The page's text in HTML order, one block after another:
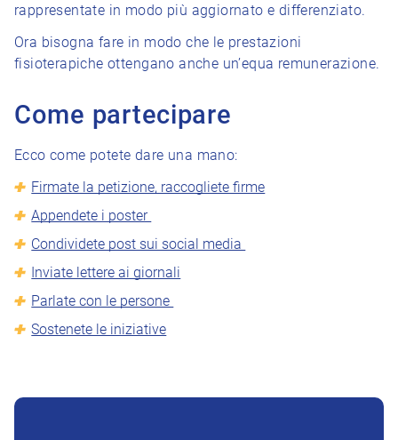
rappresentate in modo più aggiornato e differenziato.
Ora bisogna fare in modo che le prestazioni
fisioterapiche ottengano anche un’equa remunerazione.
Come partecipare
Ecco come potete dare una mano:
Firmate la petizione, raccogliete firme
Appendete i poster
Condividete post sui social media
Inviate lettere ai giornali
Parlate con le persone
Sostenete le iniziative